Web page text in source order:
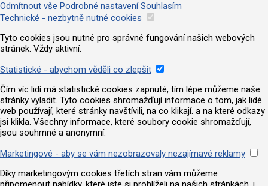
Odmítnout vše Podrobné nastavení Souhlasím
Technické - nezbytně nutné cookies
Tyto cookies jsou nutné pro správné fungování našich webových
stránek. Vždy aktivní.
Statistické - abychom věděli co zlepšit
Čím víc lidí má statistické cookies zapnuté, tím lépe můžeme naše
stránky vyladit. Tyto cookies shromažďují informace o tom, jak lidé
web používají, které stránky navštívili, na co klikají. a na které odkazy
jsi klikla. Všechny informace, které soubory cookie shromažďují,
jsou souhrnné a anonymní.
Marketingové - aby se vám nezobrazovaly nezajímavé reklamy
Díky marketingovým cookies třetích stran vám můžeme